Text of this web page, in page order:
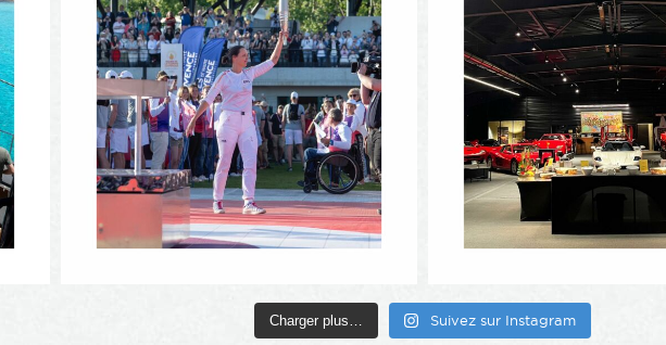
Charger plus… Suivez sur Instagram